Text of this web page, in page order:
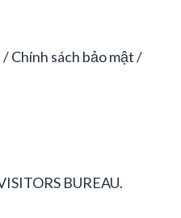
Chính sách bảo mật
BUREAU.